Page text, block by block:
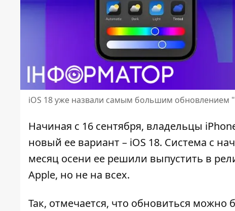
iOS 18 уже назвали самым большим обновлением
Начиная с 16 сентября, владельцы
новый ее вариант – iOS 18. Система с
месяц осени ее решили выпустить в
Apple, но не на всех.
Так, отмечается, что обновиться можно